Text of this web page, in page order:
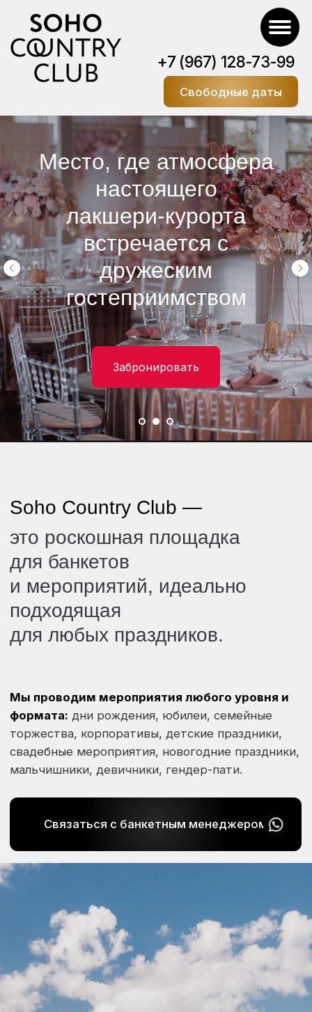
+7 (967) 128-73-99
Свободные даты
Событие, которое Вы
ждете
Забронировать
Soho Country Club —
это роскошная площадка
для банкетов
и мероприятий, идеально
подходящая
Мы проводим мероприятия любого уровня и
формата: дни рождения, юбилеи, семейные
свадебные мероприятия, новогодние праздники,
мальчишники, девичники, гендер-пати.
Связаться с банкетным менеджером